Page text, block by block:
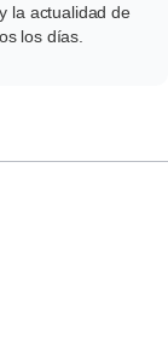
la actualidad de
los días.